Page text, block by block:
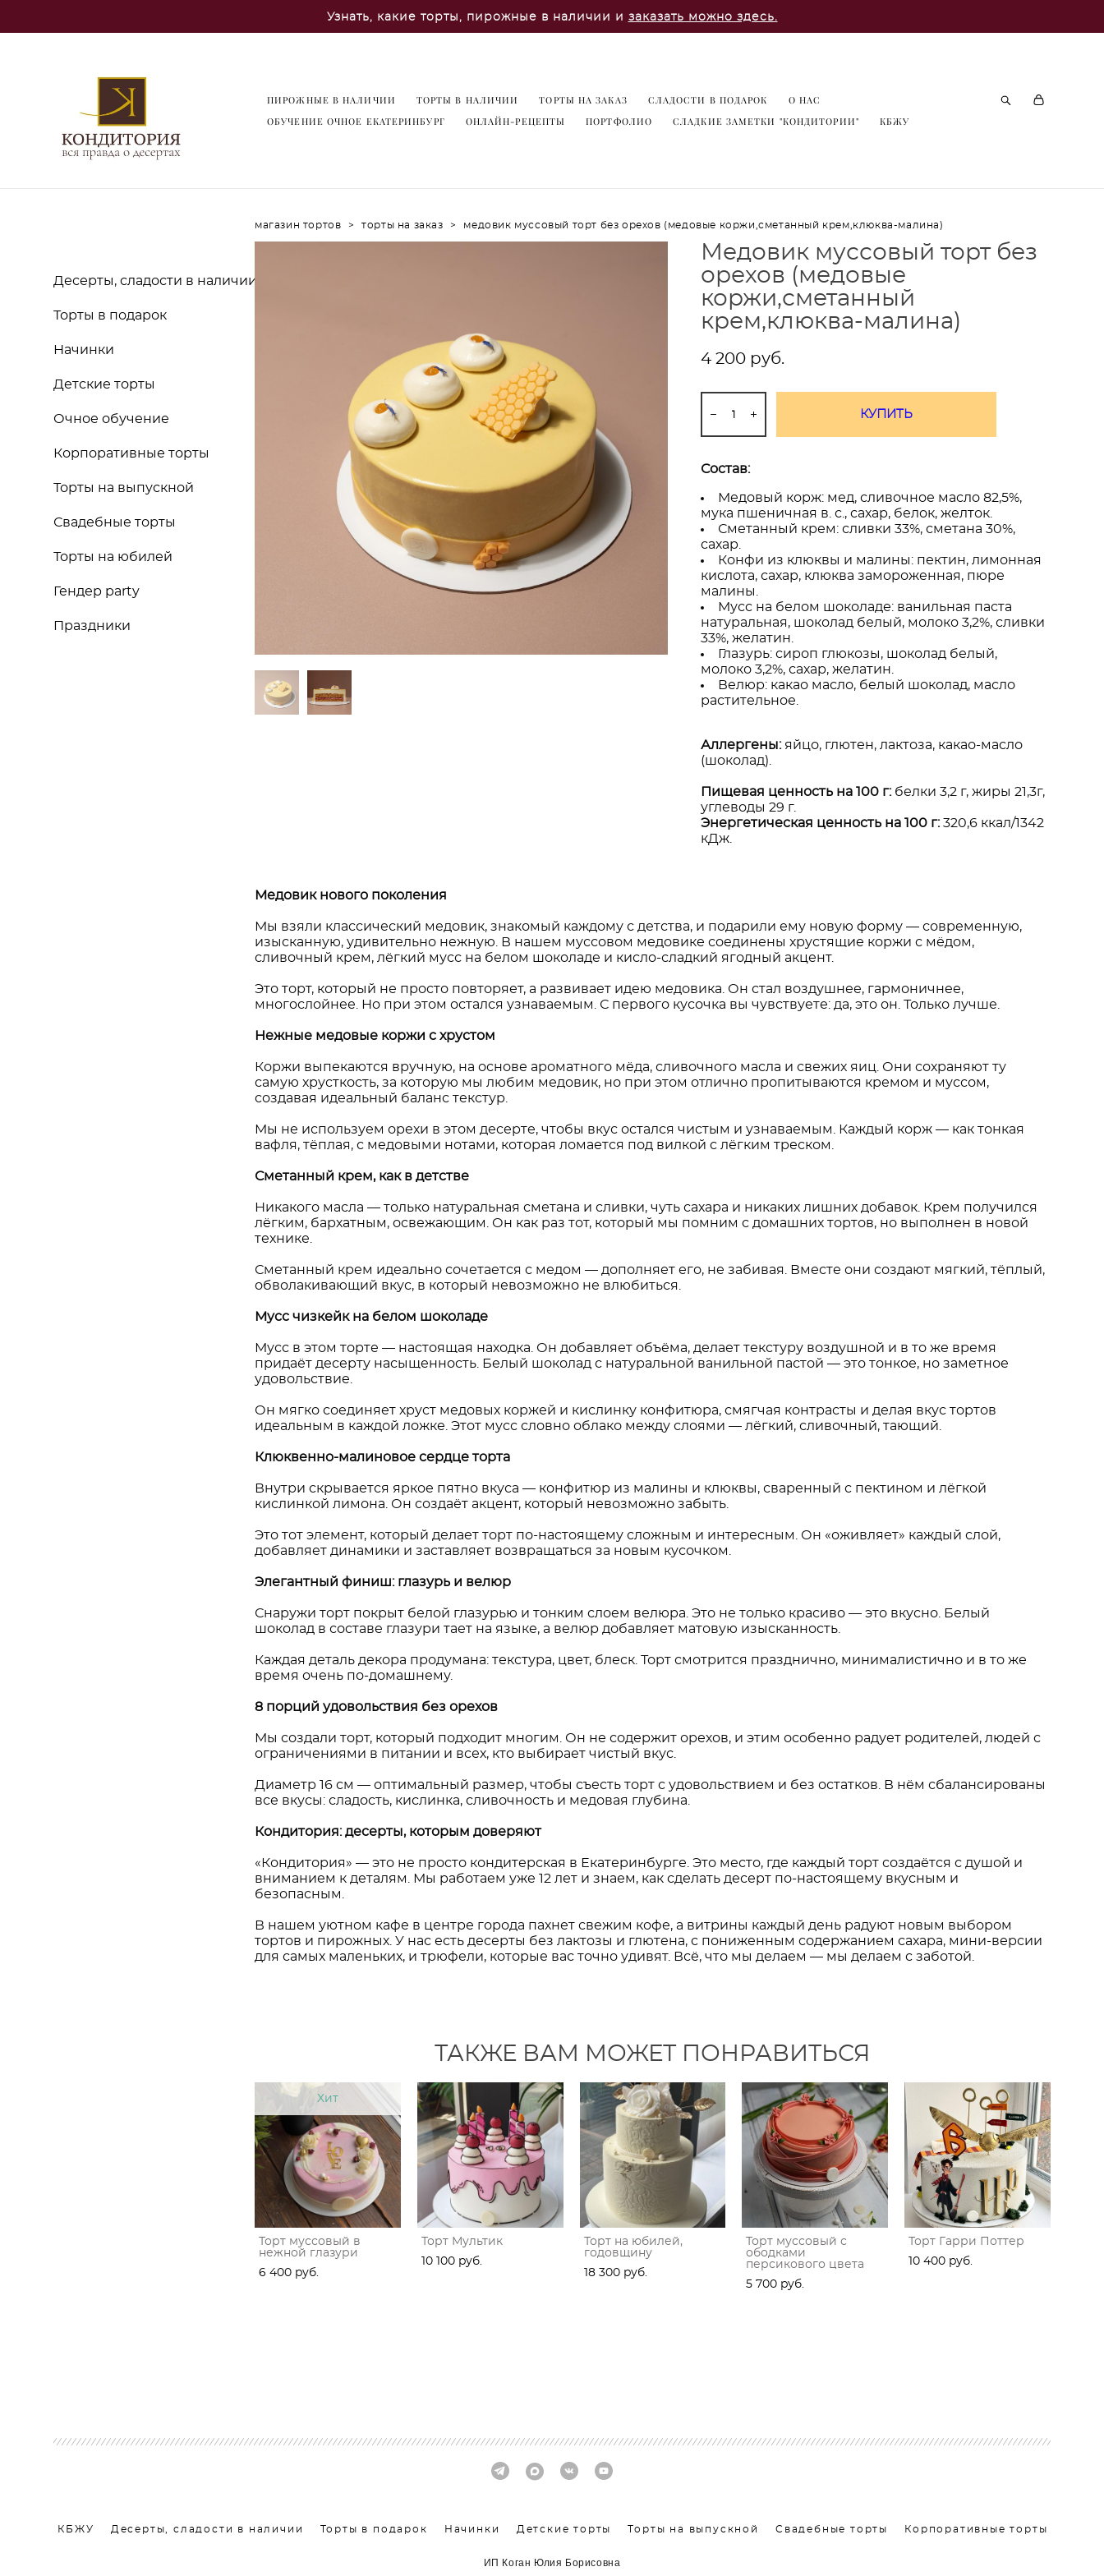
Узнать, какие торты, пирожные в наличии и заказать можно здесь.
ПИРОЖНЫЕ В НАЛИЧИИ ТОРТЫ В НАЛИЧИИ ТОРТЫ НА ЗАКАЗ СЛАДОСТИ В ПОДАРОК
О НАС
ОБУЧЕНИЕ ОЧНОЕ ЕКАТЕРИНБУРГ
ОНЛАЙН-РЕЦЕПТЫ ПОРТФОЛИО СЛАДКИЕ ЗАМЕТКИ "КОНДИТОРИИ" КБЖУ
Десерты, сладости в наличии
Торты в подарок
Начинки
Детские торты
Очное обучение
Корпоративные торты
Торты на выпускной
Свадебные торты
Торты на юбилей
Гендер party
Праздники
магазин тортов > торты на заказ > медовик муссовый торт без орехов (медовые коржи,сметанный крем,клюква-малина)
Медовик муссовый торт без
орехов (медовые
коржи,сметанный
крем,клюква-малина)
4 200 pуб.
КУПИТЬ
Состав:
Медовый корж: мед, сливочное масло 82,5%,
мука пшеничная в. с., сахар, белок, желток.
Сметанный крем: сливки 33%, сметана 30%,
сахар.
Конфи из клюквы и малины: пектин, лимонная
кислота, сахар, клюква замороженная, пюре
малины.
Мусс на белом шоколаде: ванильная паста
натуральная, шоколад белый, молоко 3,2%, сливки
33%, желатин.
Глазурь: сироп глюкозы, шоколад белый,
молоко 3,2%, сахар, желатин.
Велюр: какао масло, белый шоколад, масло
растительное.
Аллергены: яйцо, глютен, лактоза, какао-масло
(шоколад).
Пищевая ценность на 100 г: белки 3,2 г, жиры 21,3г,
углеводы 29 г.
Энергетическая ценность на 100 г:320,6 ккал/1342
кДж.
Медовик нового поколения
Мы взяли классический медовик, знакомый каждому с детства, и подарили ему новую форму — современную,
изысканную, удивительно нежную. В нашем муссовом медовике соединены хрустящие коржи с мёдом,
сливочный крем, лёгкий мусс на белом шоколаде и кисло-сладкий ягодный акцент.
Это торт, который не просто повторяет, а развивает идею медовика. Он стал воздушнее, гармоничнее,
многослойнее. Но при этом остался узнаваемым. С первого кусочка вы чувствуете: да, это он. Только лучше.
Нежные медовые коржи с хрустом
Коржи выпекаются вручную, на основе ароматного мёда, сливочного масла и свежих яиц. Они сохраняют ту
самую хрусткость, за которую мы любим медовик, но при этом отлично пропитываются кремом и муссом,
создавая идеальный баланс текстур.
Мы не используем орехи в этом десерте, чтобы вкус остался чистым и узнаваемым. Каждый корж — как тонкая
вафля, тёплая, с медовыми нотами, которая ломается под вилкой с лёгким треском.
Сметанный крем, как в детстве
Никакого масла — только натуральная сметана и сливки, чуть сахара и никаких лишних добавок. Крем получился
лёгким, бархатным, освежающим. Он как раз тот, который мы помним с домашних тортов, но выполнен в новой
технике.
Сметанный крем идеально сочетается с медом — дополняет его, не забивая. Вместе они создают мягкий, тёплый,
обволакивающий вкус, в который невозможно не влюбиться.
Мусс чизкейк на белом шоколаде
Мусс в этом торте — настоящая находка. Он добавляет объёма, делает текстуру воздушной и в то же время
придаёт десерту насыщенность. Белый шоколад с натуральной ванильной пастой — это тонкое, но заметное
удовольствие.
Он мягко соединяет хруст медовых коржей и кислинку конфитюра, смягчая контрасты и делая вкус тортов
идеальным в каждой ложке. Этот мусс словно облако между слоями — лёгкий, сливочный, тающий.
Клюквенно-малиновое сердце торта
Внутри скрывается яркое пятно вкуса — конфитюр из малины и клюквы, сваренный с пектином и лёгкой
кислинкой лимона. Он создаёт акцент, который невозможно забыть.
Это тот элемент, который делает торт по-настоящему сложным и интересным. Он «оживляет» каждый слой,
добавляет динамики и заставляет возвращаться за новым кусочком.
Элегантный финиш: глазурь и велюр
Снаружи торт покрыт белой глазурью и тонким слоем велюра. Это не только красиво — это вкусно. Белый
шоколад в составе глазури тает на языке, а велюр добавляет матовую изысканность.
Каждая деталь декора продумана: текстура, цвет, блеск. Торт смотрится празднично, минималистично и в то же
время очень по-домашнему.
8 порций удовольствия без орехов
Мы создали торт, который подходит многим. Он не содержит орехов, и этим особенно радует родителей, людей с
ограничениями в питании и всех, кто выбирает чистый вкус.
Диаметр 16 см — оптимальный размер, чтобы съесть торт с удовольствием и без остатков. В нём сбалансированы
все вкусы: сладость, кислинка, сливочность и медовая глубина.
Кондитория: десерты, которым доверяют
«Кондитория» — это не просто кондитерская в Екатеринбурге. Это место, где каждый торт создаётся с душой и
вниманием к деталям. Мы работаем уже 12 лет и знаем, как сделать десерт по-настоящему вкусным и
безопасным.
В нашем уютном кафе в центре города пахнет свежим кофе, а витрины каждый день радуют новым выбором
тортов и пирожных. У нас есть десерты без лактозы и глютена, с пониженным содержанием сахара, мини-версии
для самых маленьких, и трюфели, которые вас точно удивят. Всё, что мы делаем — мы делаем с заботой.
ТАКЖЕ ВАМ МОЖЕТ ПОНРАВИТЬСЯ
Хит
Торт муссовый в
нежной глазури
6 400 pуб.
Торт Мультик
10 100 pуб.
Торт на юбилей,
годовщину
18 300 pуб.
Торт муссовый с
ободками
персикового цвета
5 700 pуб.
Торт Гарри Поттер
10 400 pуб.
КБЖУ Десерты, сладости в наличии Торты в подарок Начинки Детские торты Торты на выпускной Свадебные торты Корпоративные торты
ИП Коган Юлия Борисовна